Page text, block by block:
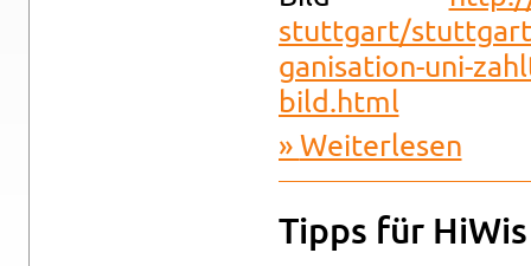
stuttgart/​
gani​sati​on-​uni-​
bild.​html
Wei­ter­le­sen
Tipps für